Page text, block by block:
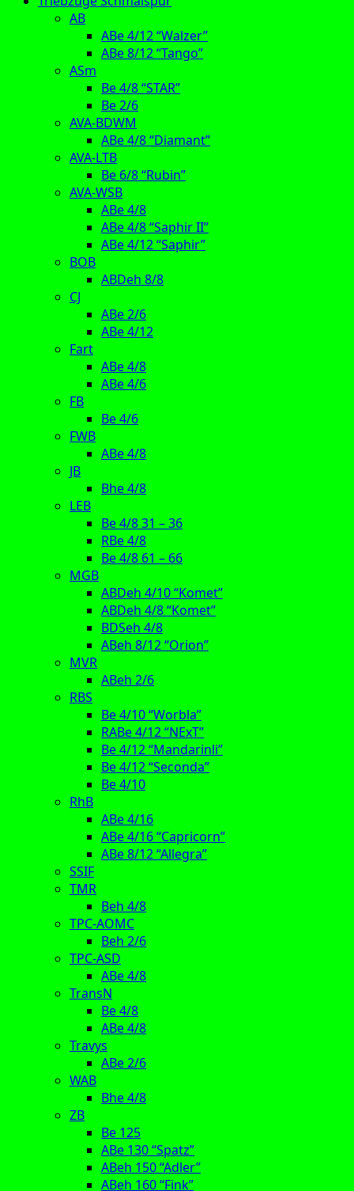
AB
ABe 4/12 “Walzer”
ABe 8/12 “Tango”
ASm
Be 4/8 “STAR”
Be 2/6
AVA-BDWM
ABe 4/8 “Diamant”
AVA-LTB
Be 6/8 “Rubin”
AVA-WSB
ABe 4/8
ABe 4/8 “Saphir II”
ABe 4/12 “Saphir”
BOB
ABDeh 8/8
CJ
ABe 2/6
ABe 4/12
Fart
ABe 4/8
ABe 4/6
FB
Be 4/6
FWB
ABe 4/8
JB
Bhe 4/8
LEB
Be 4/8 31 – 36
RBe 4/8
Be 4/8 61 – 66
MGB
ABDeh 4/10 “Komet”
ABDeh 4/8 “Komet”
BDSeh 4/8
ABeh 8/12 “Orion”
MVR
ABeh 2/6
RBS
Be 4/10 “Worbla”
RABe 4/12 “NExT”
Be 4/12 “Mandarinli”
Be 4/12 “Seconda”
Be 4/10
RhB
ABe 4/16
ABe 4/16 “Capricorn”
ABe 8/12 “Allegra”
SSIF
TMR
Beh 4/8
TPC-AOMC
Beh 2/6
TPC-ASD
ABe 4/8
TransN
Be 4/8
ABe 4/8
Travys
ABe 2/6
WAB
Bhe 4/8
ZB
Be 125
ABe 130 “Spatz”
ABeh 150 “Adler”
ABeh 160 “Fink”